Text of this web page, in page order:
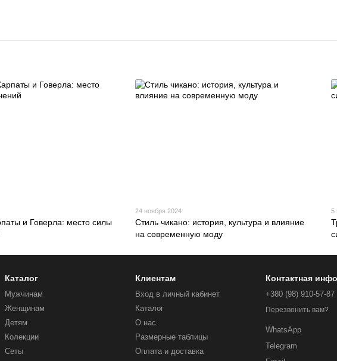
и Говерла: место силы
24 ноября 2024
Стиль чикано: история, культура и влияние
на современную моду
5
Каталог
Мужчинам
Женщинам
Детям
Колекции
Сеты
Клиентам
Вход в личный кабинет
Каталог
О нас
Размерные таблицы
Оплата и доставка
Контактная
+380 (98) 910-57-87
Перезвонить вам?
WhatsApp
Telegram